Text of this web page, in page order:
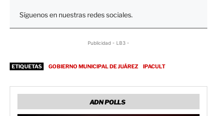
Síguenos en nuestras redes sociales.
Publicidad - LB3 -
ETIQUETAS GOBIERNO MUNICIPAL DE JUÁREZ IPACULT
ADN POLLS